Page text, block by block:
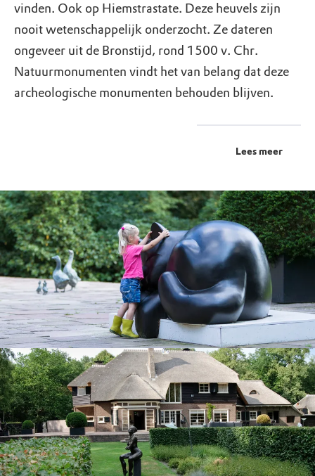
vinden. Ook op Hiemstrastate. Deze heuvels zijn
nooit wetenschappelijk onderzocht. Ze dateren
ongeveer uit de Bronstijd, rond 1500 v. Chr.
Natuurmonumenten vindt het van belang dat deze
archeologische monumenten behouden blijven.
Lees meer
Kunst om te bewonderen
Kunst in de galerie, in de beeldentuin, om te
bewonderen en zelfs te voelen!